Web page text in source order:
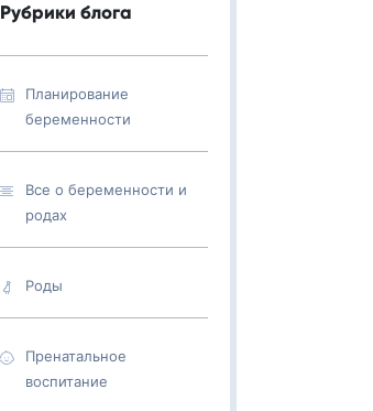
Рубрики блога
Планирование
беременности
Все о беременности и
родах
Роды
Пренатальное
воспитание